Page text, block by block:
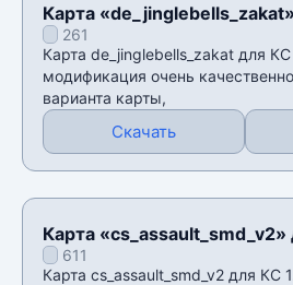
Карта
261
Карта de_jinglebells_zakat для
модификация очень
варианта карты,
Скачать
Карта «cs_assault_smd_v2»
611
Карта cs_assault_smd_v2 для КС